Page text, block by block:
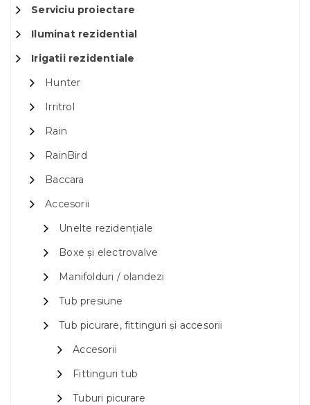
Serviciu proiectare
Iluminat rezidential
Irigatii rezidentiale
Hunter
Irritrol
Rain
RainBird
Baccara
Accesorii
Unelte rezidențiale
Boxe și electrovalve
Manifolduri / olandezi
Tub presiune
Tub picurare, fittinguri și accesorii
Accesorii
Fittinguri tub
Tuburi picurare